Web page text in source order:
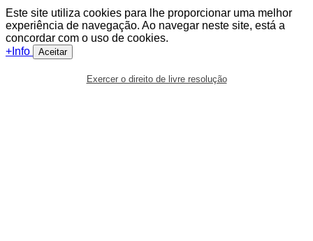
Este site utiliza cookies para lhe proporcionar uma melhor
experiência de navegação. Ao navegar neste site, está a
concordar com o uso de cookies.
+Info
Aceitar
Exercer o direito de livre resolução